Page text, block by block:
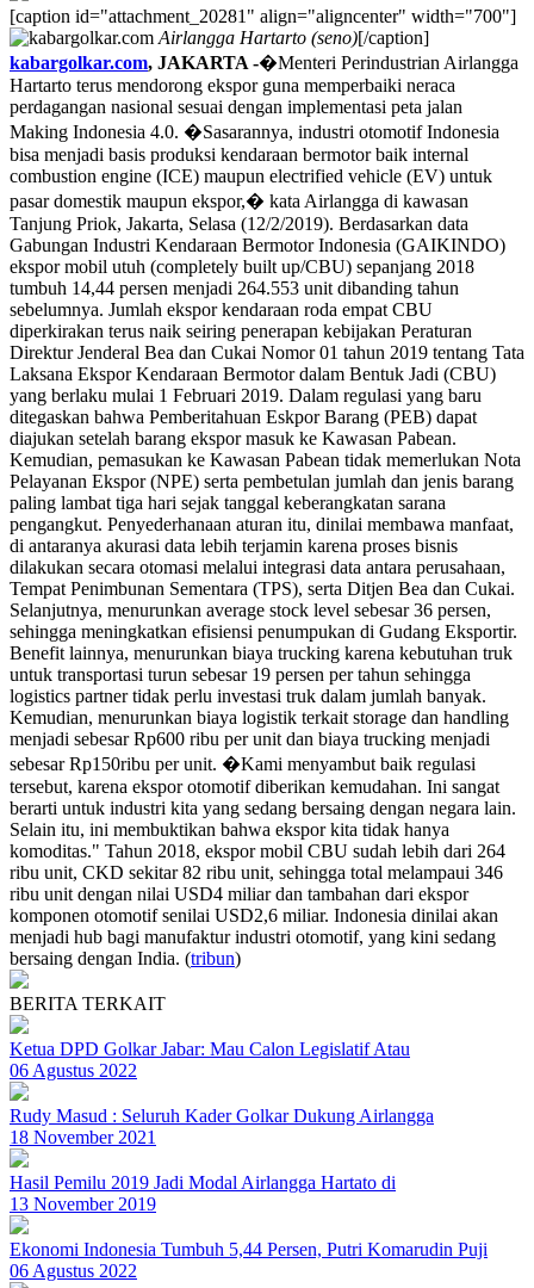
[caption id="attachment_20281" align="aligncenter" width="700"]
Airlangga Hartarto (seno)[/caption]
kabargolkar.com, JAKARTA -�Menteri Perindustrian Airlangga
Hartarto terus mendorong ekspor guna memperbaiki neraca
perdagangan nasional sesuai dengan implementasi peta jalan
Making Indonesia 4.0. �Sasarannya, industri otomotif Indonesia
bisa menjadi basis produksi kendaraan bermotor baik internal
combustion engine (ICE) maupun electrified vehicle (EV) untuk
pasar domestik maupun ekspor,� kata Airlangga di kawasan
Tanjung Priok, Jakarta, Selasa (12/2/2019). Berdasarkan data
Gabungan Industri Kendaraan Bermotor Indonesia (GAIKINDO)
ekspor mobil utuh (completely built up/CBU) sepanjang 2018
tumbuh 14,44 persen menjadi 264.553 unit dibanding tahun
sebelumnya. Jumlah ekspor kendaraan roda empat CBU
diperkirakan terus naik seiring penerapan kebijakan Peraturan
Direktur Jenderal Bea dan Cukai Nomor 01 tahun 2019 tentang Tata
Laksana Ekspor Kendaraan Bermotor dalam Bentuk Jadi (CBU)
yang berlaku mulai 1 Februari 2019. Dalam regulasi yang baru
ditegaskan bahwa Pemberitahuan Eskpor Barang (PEB) dapat
diajukan setelah barang ekspor masuk ke Kawasan Pabean.
Kemudian, pemasukan ke Kawasan Pabean tidak memerlukan Nota
Pelayanan Ekspor (NPE) serta pembetulan jumlah dan jenis barang
paling lambat tiga hari sejak tanggal keberangkatan sarana
pengangkut. Penyederhanaan aturan itu, dinilai membawa manfaat,
di antaranya akurasi data lebih terjamin karena proses bisnis
dilakukan secara otomasi melalui integrasi data antara perusahaan,
Tempat Penimbunan Sementara (TPS), serta Ditjen Bea dan Cukai.
Selanjutnya, menurunkan average stock level sebesar 36 persen,
sehingga meningkatkan efisiensi penumpukan di Gudang Eksportir.
Benefit lainnya, menurunkan biaya trucking karena kebutuhan truk
untuk transportasi turun sebesar 19 persen per tahun sehingga
logistics partner tidak perlu investasi truk dalam jumlah banyak.
Kemudian, menurunkan biaya logistik terkait storage dan handling
menjadi sebesar Rp600 ribu per unit dan biaya trucking menjadi
sebesar Rp150ribu per unit. �Kami menyambut baik regulasi
tersebut, karena ekspor otomotif diberikan kemudahan. Ini sangat
berarti untuk industri kita yang sedang bersaing dengan negara lain.
Selain itu, ini membuktikan bahwa ekspor kita tidak hanya
komoditas." Tahun 2018, ekspor mobil CBU sudah lebih dari 264
ribu unit, CKD sekitar 82 ribu unit, sehingga total melampaui 346
ribu unit dengan nilai USD4 miliar dan tambahan dari ekspor
komponen otomotif senilai USD2,6 miliar. Indonesia dinilai akan
menjadi hub bagi manufaktur industri otomotif, yang kini sedang
bersaing dengan India. (tribun)
BERITA TERKAIT
Ketua DPD Golkar Jabar: Mau Calon Legislatif Atau
06 Agustus 2022
Rudy Masud : Seluruh Kader Golkar Dukung Airlangga
18 November 2021
Hasil Pemilu 2019 Jadi Modal Airlangga Hartato di
13 November 2019
Ekonomi Indonesia Tumbuh 5,44 Persen, Putri Komarudin Puji
06 Agustus 2022